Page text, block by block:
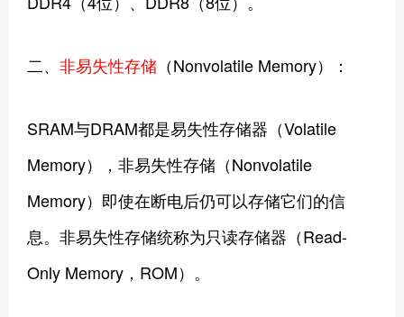
二、 非易失性存储 （Nonvolatile Memory）：
SRAM与DRAM都是易失性存储器（Volatile
Memory），非易失性存储（Nonvolatile
Memory）即使在断电后仍可以存储它们的信
息。非易失性存储统称为只读存储器（Read-
Only Memory，ROM）。